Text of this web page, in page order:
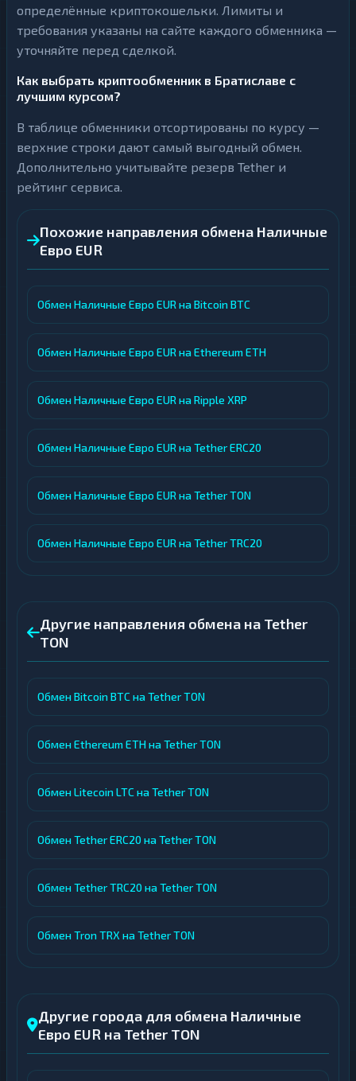
определённые криптокошельки. Лимиты и
требования указаны на сайте каждого обменника —
уточняйте перед сделкой.
Как выбрать криптообменник в Братиславе с
лучшим курсом?
В таблице обменники отсортированы по курсу —
верхние строки дают самый выгодный обмен.
Дополнительно учитывайте резерв Tether и
рейтинг сервиса.
Похожие направления обмена Наличные
Евро EUR
Обмен Наличные Евро EUR на Bitcoin BTC
Обмен Наличные Евро EUR на Ethereum ETH
Обмен Наличные Евро EUR на Ripple XRP
Обмен Наличные Евро EUR на Tether ERC20
Обмен Наличные Евро EUR на Tether TON
Обмен Наличные Евро EUR на Tether TRC20
Другие направления обмена на Tether
TON
Обмен Bitcoin BTC на Tether TON
Обмен Ethereum ETH на Tether TON
Обмен Litecoin LTC на Tether TON
Обмен Tether ERC20 на Tether TON
Обмен Tether TRC20 на Tether TON
Обмен Tron TRX на Tether TON
Другие города для обмена Наличные
Евро EUR на Tether TON